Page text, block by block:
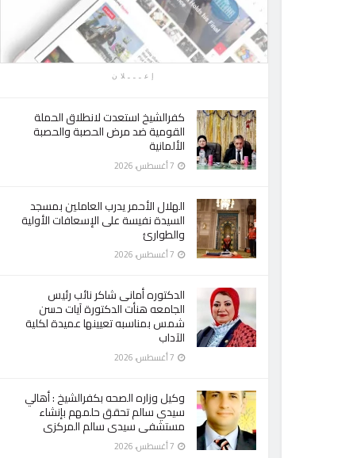
إعـــلان
كفرالشيخ استعدت لانطلاق الحملة
القومية ضد مرض الحصبة والحصبة
الألمانية
الهلال الأحمر يدرب العاملين بمسجد
السيدة نفيسة على الإسعافات الأولية
والطوارئ
الدكتوره أمانى شاكر نائب رئيس
الجامعه هنأت الدكتورة آيات حسن
شمس بمناسبه تعيينها عميدة لكلية
الآداب
وكيل وزاره الصحه بكفرالشيخ : أهالي
سيدي سالم تحقق حلمهم بإنشاء
مستشفى سيدى سالم المركزى